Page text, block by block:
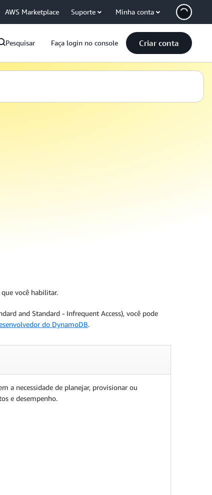
AWS Marketplace Suporte Minha conta
Pesquisar Faça login no console Criar conta
você habilitar.
and Standard - Infrequent Access), você pode
do DynamoDB.
a necessidade de planejar, provisionar ou
e desempenho.